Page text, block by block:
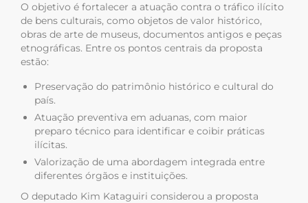
O objetivo é fortalecer a atuação contra o tráfico ilícito
de bens culturais, como objetos de valor histórico,
obras de arte de museus, documentos antigos e peças
etnográficas. Entre os pontos centrais da proposta
estão:
Preservação do patrimônio histórico e cultural do
país.
Atuação preventiva em aduanas, com maior
preparo técnico para identificar e coibir práticas
ilícitas.
Valorização de uma abordagem integrada entre
diferentes órgãos e instituições.
O deputado Kim Kataguiri considerou a proposta